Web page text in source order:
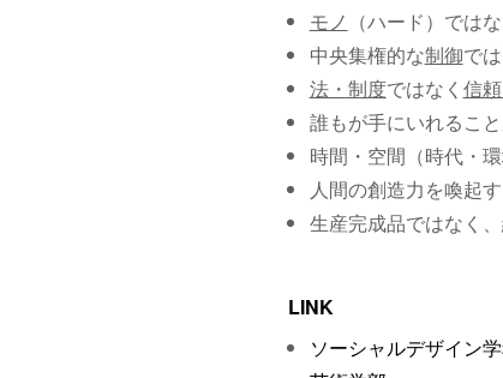
モノ （ハード）では
中央集権的な制御で
法・制度ではなく 信
誰もが手にいれるこ
時間・空間（時代・
人間の創造力を喚起
生産完成品ではなく
LINK
ソーシャルデザイン